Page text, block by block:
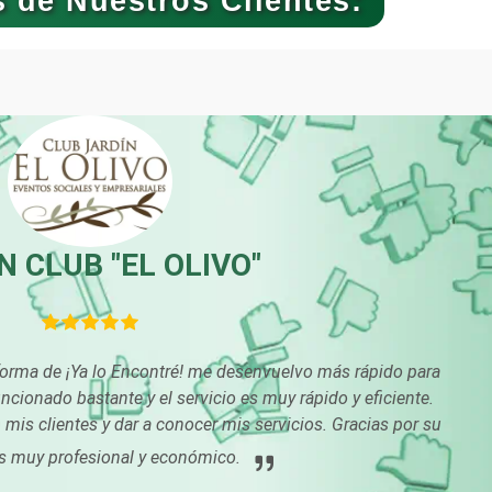
Cajas de Ahorro Cámaras de
Cancelería de Aluminio Capacitación
Carpinterías Centros
Centros de Nutrición Centros
CLUB "EL OLIVO"
de ¡Ya lo Encontré! me desenvuelvo más rápido para
bastante y el servicio es muy rápido y eficiente.
clientes y dar a conocer mis servicios. Gracias por su
muy profesional y económico.